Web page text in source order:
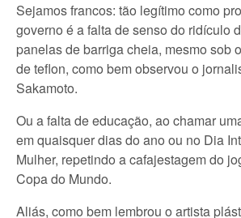
Sejamos francos: tão legítimo como
governo é a falta de senso do ridículo
panelas de barriga cheia, mesmo sob
de teflon, como bem observou o
Sakamoto.
Ou a falta de educação, ao chamar
em quaisquer dias do ano ou no Dia
Mulher, repetindo a cafajestagem do
Copa do Mundo.
Aliás, como bem lembrou o artista